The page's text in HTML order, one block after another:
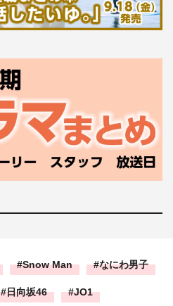
Snow Man なにわ男子
日向坂46 JO1